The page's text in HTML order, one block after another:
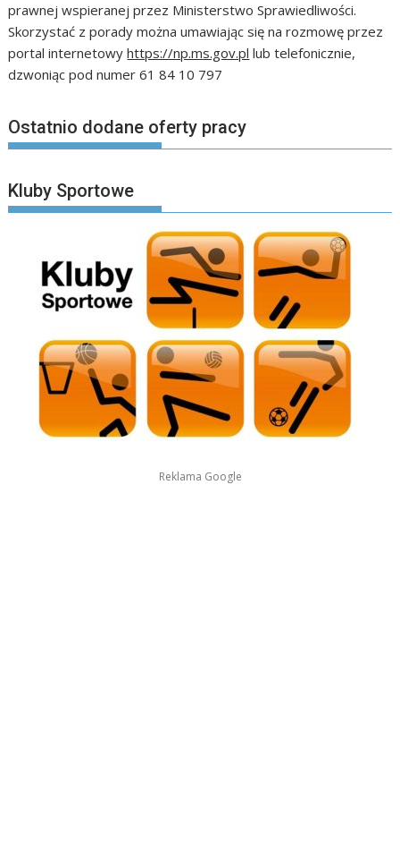
prawnej wspieranej przez Ministerstwo Sprawiedliwości.
Skorzystać z porady można umawiając się na rozmowę przez
portal internetowyhttps://np.ms.gov.pl lub telefonicznie,
dzwoniąc pod numer 61 84 10 797
Ostatnio dodane oferty pracy
Kluby Sportowe
Reklama Google